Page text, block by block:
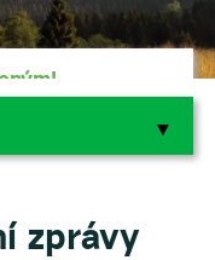
▼
▼
zprávy